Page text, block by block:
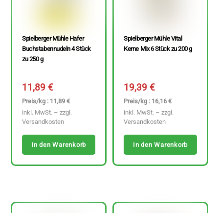
Spielberger Mühle Hafer
Buchstabennudeln 4 Stück
zu 250 g
11,89€
Preis/kg : 11,89 €
inkl. MwSt. – zzgl.
Versandkosten
In den Warenkorb
Spielberger Mühle Vital
Kerne Mix 6 Stück zu 200 g
19,39€
Preis/kg : 16,16 €
inkl. MwSt. – zzgl.
Versandkosten
In den Warenkorb